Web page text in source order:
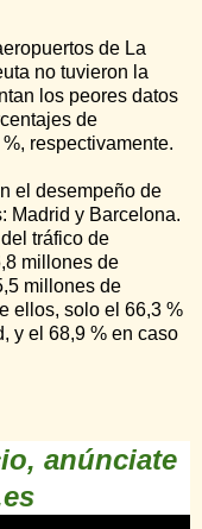
de La
no tuvieron la
los peores datos
de
respectivamente.
el desempeño de
Madrid y Barcelona.
tráfico de
millones de
millones de
ellos, solo el 66,3 %
y el 68,9 % en caso
anúnciate